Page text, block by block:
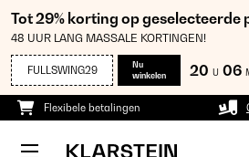
Tot 29% korting op geselecteerde
48 UUR LANG MASSALE KORTINGEN!
FULLSWING29
Nu
winkelen
20 U 06
Flexibele betalingen